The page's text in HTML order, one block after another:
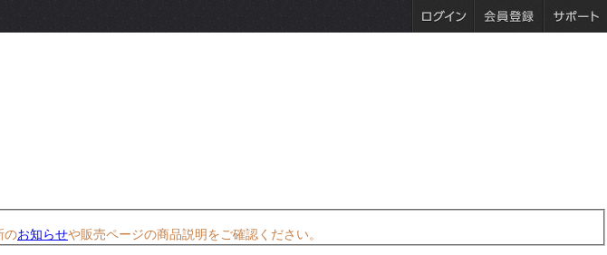
のお知らせや販売ページの商品説明をご確認ください。